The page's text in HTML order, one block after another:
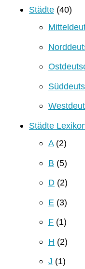
Städte (40)
Städte
A(2)
B (5)
D (2)
E (3)
F (1)
H (2)
J (1)